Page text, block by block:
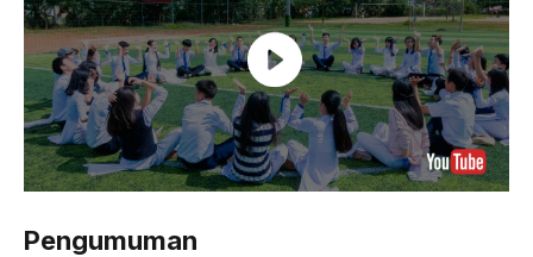
Pengumuman